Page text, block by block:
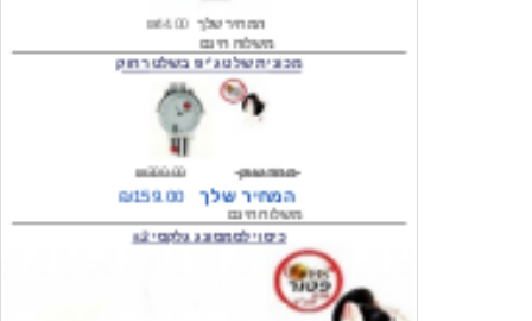
₪300.00 מחיר שוק
₪159.00
כיסוי לסמסונג גלקסי s2